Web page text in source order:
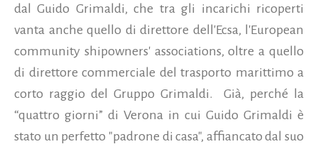
dal Guido Grimaldi, che tra gli incarichi ricoperti
vanta anche quello di direttore dell'Ecsa, l'European
community shipowners' associations, oltre a quello
di direttore commerciale del trasporto marittimo a
corto raggio del Gruppo Grimaldi. Già, perché la
“quattro giorni” di Verona in cui Guido Grimaldi è
stato un perfetto "padrone di casa", affiancato dal suo